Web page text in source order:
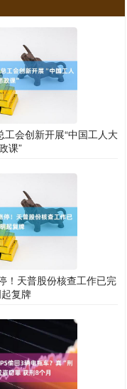
会创新开展“中国工人大
课”
！天普股份核查工作已完
复牌